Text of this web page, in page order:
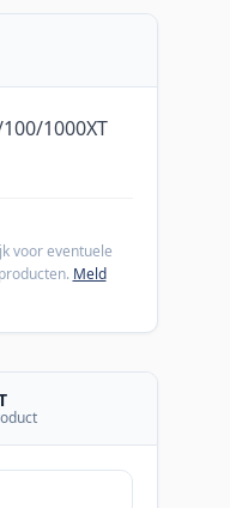
1000XT
voor eventuele
Meld